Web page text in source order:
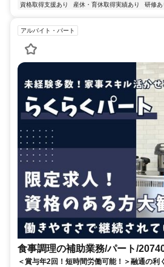
資格取得支援あり 産休・育休取得実績あり 研修あ
アルバイト・パート
食事調理の補助業務/パート/
＜賞与年2回！短時間労働可能！＞融通の利